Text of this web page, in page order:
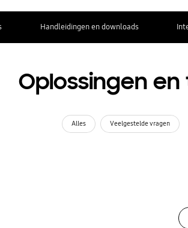
Handleidingen en downloads
Oplossingen en
Alles Veelgestelde vragen